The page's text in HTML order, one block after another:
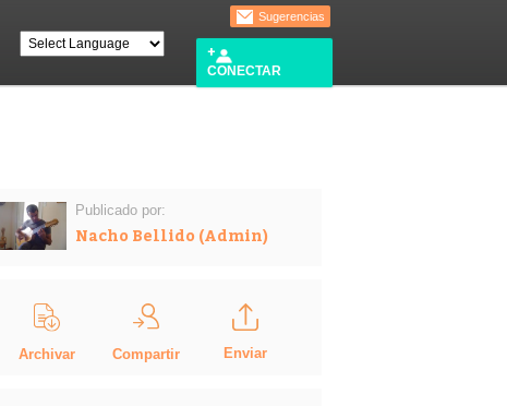
Sugerencias
CONECTAR
Publicado por:
Nacho Bellido (Admin)
Archivar Compartir Enviar